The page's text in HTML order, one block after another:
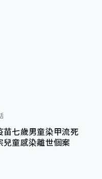
苗七歲男童染甲流死
童感染離世個案